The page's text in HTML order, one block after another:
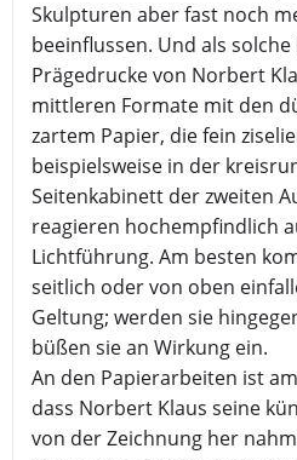
Skulpturen aber fast noch
beeinflussen. Und als
Prägedrucke von Norbert
mittleren Formate mit den
zartem Papier, die fein
beispielsweise in der
Seitenkabinett der zweiten
reagieren hochempfindlich
Lichtführung. Am besten
seitlich oder von oben
Geltung; werden sie
büßen sie an Wirkung ein.
An den Papierarbeiten ist
dass Norbert Klaus seine
von der Zeichnung her